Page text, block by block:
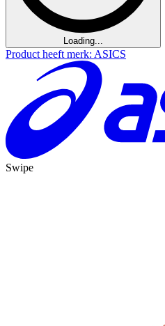
Loading...
Product heeft merk: ASICS
Swipe